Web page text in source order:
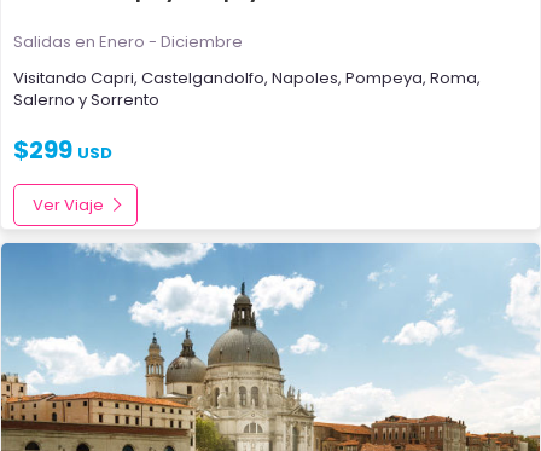
Salidas en Enero - Diciembre
Visitando Capri, Castelgandolfo, Napoles, Pompeya, Roma,
Salerno ySorrento
$299 USD
Ver Viaje